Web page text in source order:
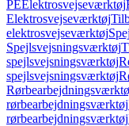
PEElektrosvejseværktøj
Elektrosvejseværktøj
elektrosvejseværktøj
Spejlsvejsningsværktøj
spejlsvejsningsværktøj
spejlsvejsningsværktøj
rørbearbejdningsværktøj
rørbearbejdningsværktøj